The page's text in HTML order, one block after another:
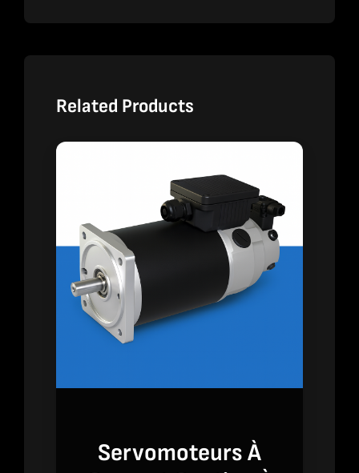
Related Products
Servomoteurs À